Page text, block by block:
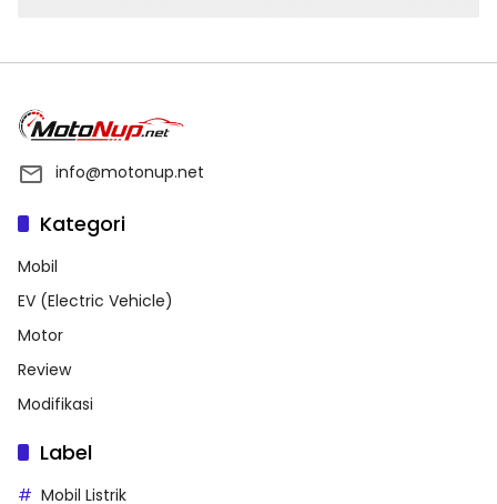
info@motonup.net
Kategori
Mobil
EV (Electric Vehicle)
Motor
Review
Modifikasi
Label
Mobil Listrik